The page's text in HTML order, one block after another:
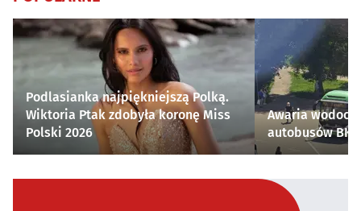
Podlasianka najpiękniejszą Polką.
Wiktoria Ptak zdobyła koronę Miss
Polski 2026
Awaria
autobusów